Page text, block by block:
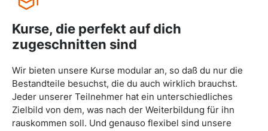
Kurse, die perfekt auf dich
zugeschnitten sind
Wir bieten unsere Kurse modular an, so daß du nur die
Bestandteile besuchst, die du auch wirklich brauchst.
Jeder unserer Teilnehmer hat ein unterschiedliches
Zielbild von dem, was nach der Weiterbildung für ihn
rauskommen soll. Und genauso flexibel sind unsere